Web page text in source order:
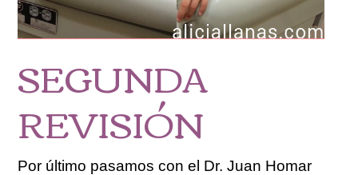
SEGUNDA
REVISIÓN
Por último pasamos con el Dr. Juan Homar